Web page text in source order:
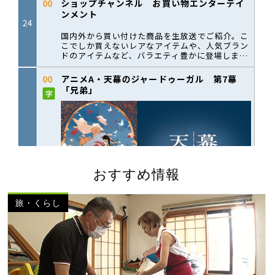
おすすめ情報
旅・くらし